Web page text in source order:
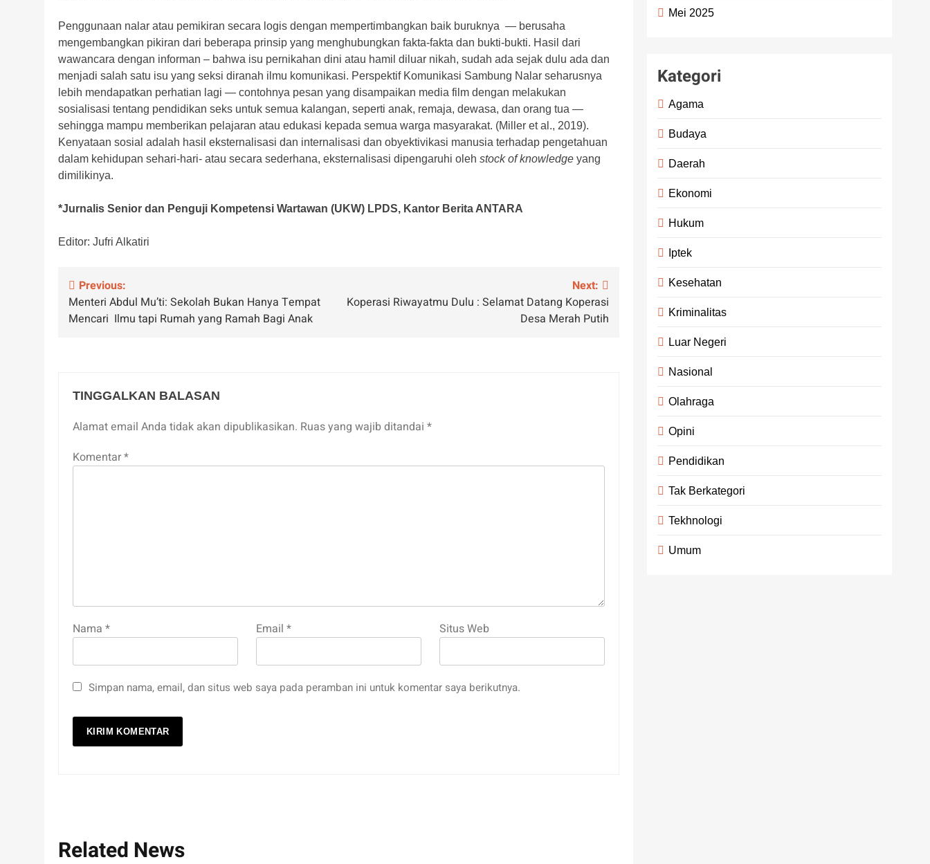
Penggunaan nalar atau pemikiran secara logis dengan mempertimbangkan baik buruknya — berusaha
mengembangkan pikiran dari beberapa prinsip yang menghubungkan fakta-fakta dan bukti-bukti. Hasil dari
wawancara dengan informan – bahwa isu pernikahan dini atau hamil diluar nikah, sudah ada sejak dulu ada dan
menjadi salah satu isu yang seksi diranah ilmu komunikasi. Perspektif Komunikasi Sambung Nalar seharusnya
lebih mendapatkan perhatian lagi — contohnya pesan yang disampaikan media film dengan melakukan
sosialisasi tentang pendidikan seks untuk semua kalangan, seperti anak, remaja, dewasa, dan orang tua —
sehingga mampu memberikan pelajaran atau edukasi kepada semua warga masyarakat. (Miller et al., 2019).
Kenyataan sosial adalah hasil eksternalisasi dan internalisasi dan obyektivikasi manusia terhadap pengetahuan
dalam kehidupan sehari-hari- atau secara sederhana, eksternalisasi dipengaruhi oleh stock of knowledge yang
dimilikinya.
*Jurnalis Senior dan Penguji Kompetensi Wartawan (UKW) LPDS, Kantor Berita ANTARA
Editor: Jufri Alkatiri
Navigasi
pos
Previous:
Menteri Abdul Mu’ti: Sekolah Bukan Hanya Tempat
Mencari Ilmu tapi Rumah yang Ramah Bagi Anak
Next:
Koperasi Riwayatmu Dulu : Selamat Datang Koperasi
Desa Merah Putih
TINGGALKAN BALASAN
Alamat email Anda tidak akan dipublikasikan. Ruas yang wajib ditandai *
Komentar*
Nama * Email* Situs Web
Simpan nama, email, dan situs web saya pada peramban ini untuk komentar saya berikutnya.
Related News
Mei 2025
Kategori
Agama
Budaya
Daerah
Ekonomi
Hukum
Iptek
Kesehatan
Kriminalitas
Luar Negeri
Nasional
Olahraga
Opini
Pendidikan
Tak Berkategori
Tekhnologi
Umum